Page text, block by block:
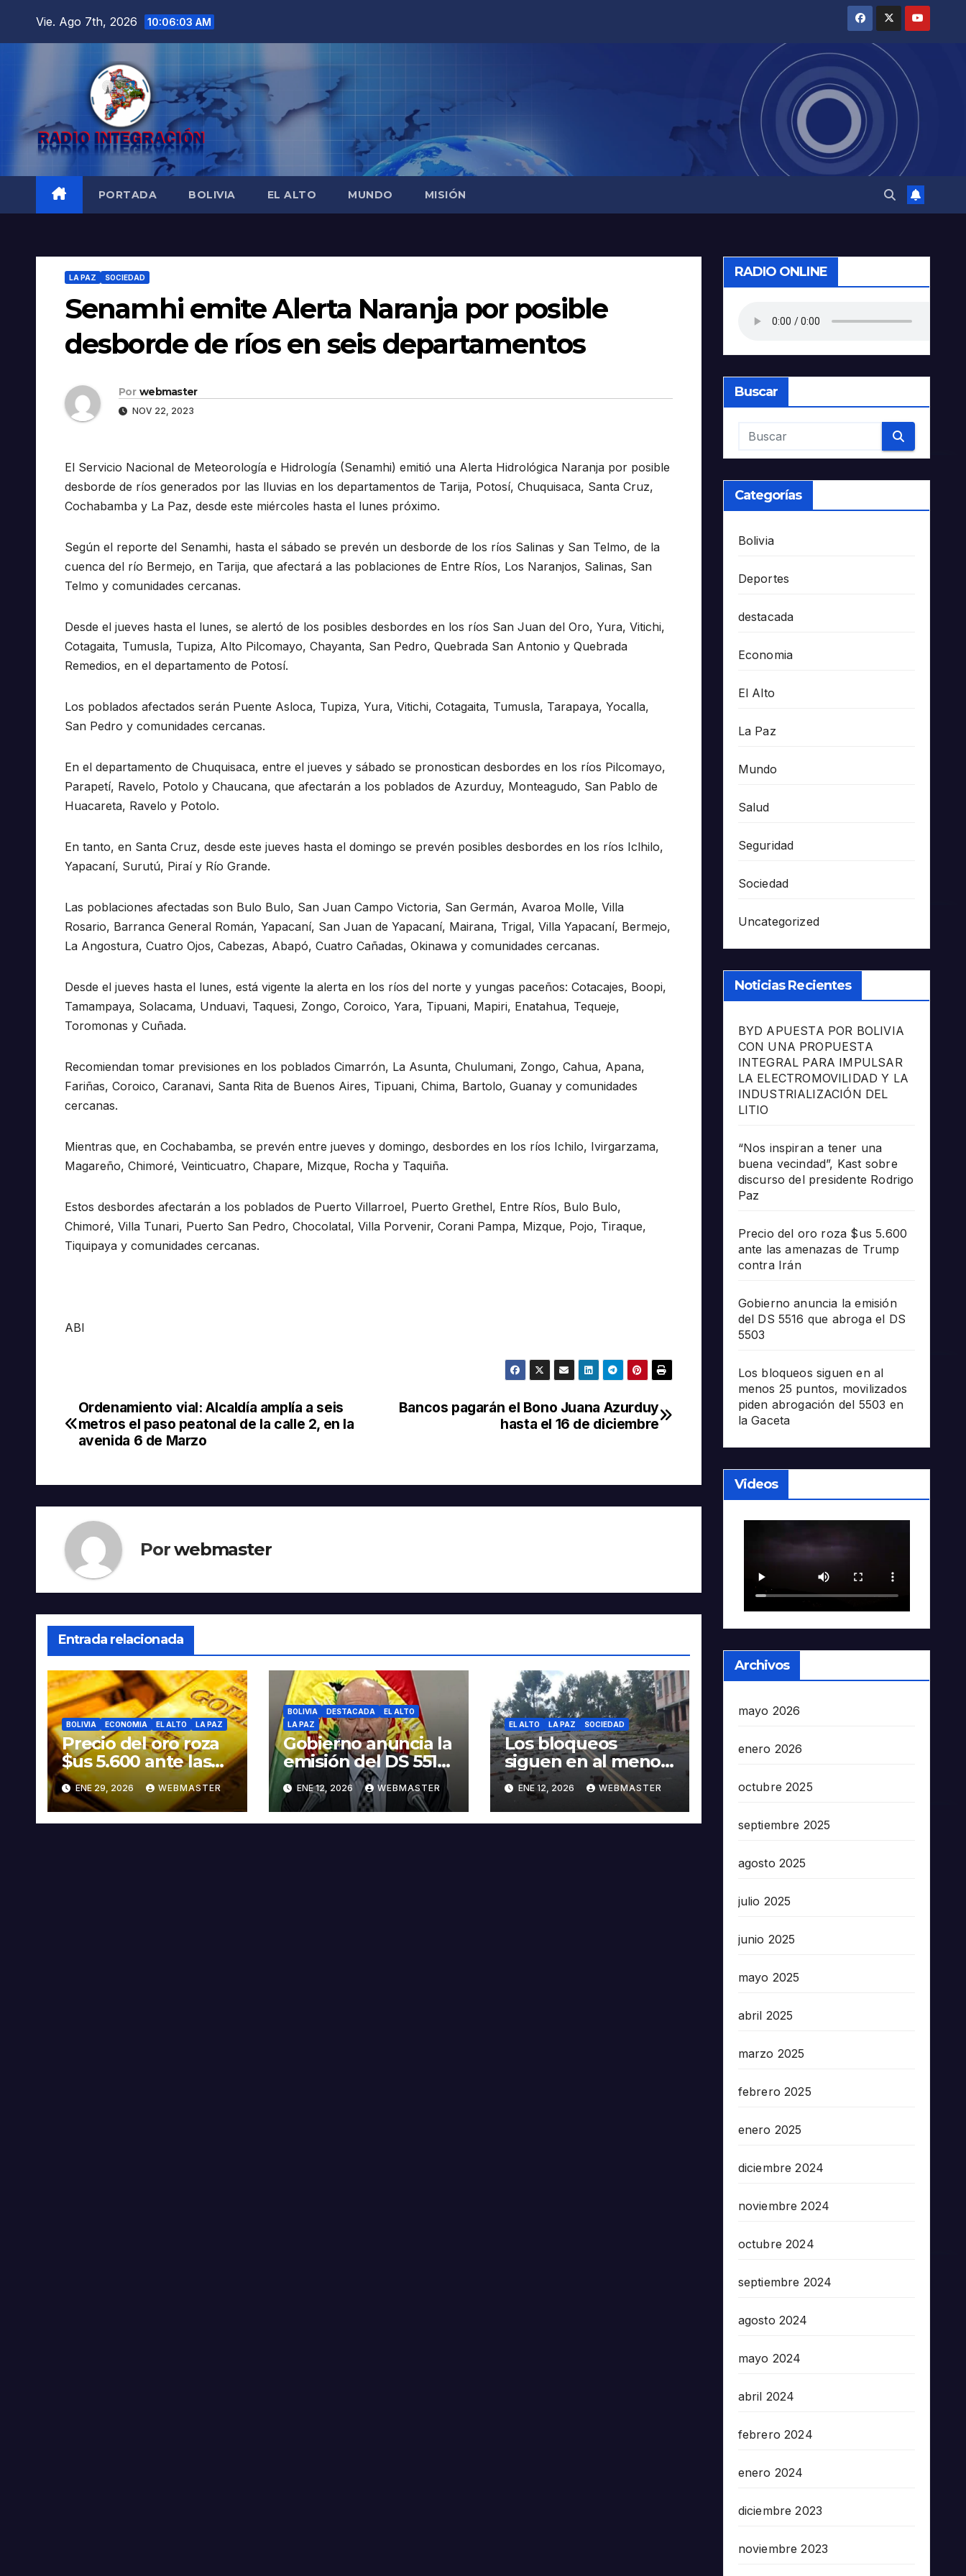
Vie. Ago 7th, 2026 10:06:04 AM
PORTADA BOLIVIA EL ALTO MUNDO MISIÓN
LA PAZ SOCIEDAD
Senamhi emite Alerta Naranja por posible
desborde de ríos en seis departamentos
Por webmaster
NOV 22, 2023
El Servicio Nacional de Meteorología e Hidrología (Senamhi) emitió una Alerta Hidrológica Naranja por posible
desborde de ríos generados por las lluvias en los departamentos de Tarija, Potosí, Chuquisaca, Santa Cruz,
Cochabamba y La Paz, desde este miércoles hasta el lunes próximo.
Según el reporte del Senamhi, hasta el sábado se prevén un desborde de los ríos Salinas y San Telmo, de la
cuenca del río Bermejo, en Tarija, que afectará a las poblaciones de Entre Ríos, Los Naranjos, Salinas, San
Telmo y comunidades cercanas.
Desde el jueves hasta el lunes, se alertó de los posibles desbordes en los ríos San Juan del Oro, Yura, Vitichi,
Cotagaita, Tumusla, Tupiza, Alto Pilcomayo, Chayanta, San Pedro, Quebrada San Antonio y Quebrada
Remedios, en el departamento de Potosí.
Los poblados afectados serán Puente Asloca, Tupiza, Yura, Vitichi, Cotagaita, Tumusla, Tarapaya, Yocalla,
San Pedro y comunidades cercanas.
En el departamento de Chuquisaca, entre el jueves y sábado se pronostican desbordes en los ríos Pilcomayo,
Parapetí, Ravelo, Potolo y Chaucana, que afectarán a los poblados de Azurduy, Monteagudo, San Pablo de
Huacareta, Ravelo y Potolo.
En tanto, en Santa Cruz, desde este jueves hasta el domingo se prevén posibles desbordes en los ríos Iclhilo,
Yapacaní, Surutú, Piraí y Río Grande.
Las poblaciones afectadas son Bulo Bulo, San Juan Campo Victoria, San Germán, Avaroa Molle, Villa
Rosario, Barranca General Román, Yapacaní, San Juan de Yapacaní, Mairana, Trigal, Villa Yapacaní, Bermejo,
La Angostura, Cuatro Ojos, Cabezas, Abapó, Cuatro Cañadas, Okinawa y comunidades cercanas.
Desde el jueves hasta el lunes, está vigente la alerta en los ríos del norte y yungas paceños: Cotacajes, Boopi,
Tamampaya, Solacama, Unduavi, Taquesi, Zongo, Coroico, Yara, Tipuani, Mapiri, Enatahua, Tequeje,
Toromonas y Cuñada.
Recomiendan tomar previsiones en los poblados Cimarrón, La Asunta, Chulumani, Zongo, Cahua, Apana,
Fariñas, Coroico, Caranavi, Santa Rita de Buenos Aires, Tipuani, Chima, Bartolo, Guanay y comunidades
cercanas.
Mientras que, en Cochabamba, se prevén entre jueves y domingo, desbordes en los ríos Ichilo, Ivirgarzama,
Magareño, Chimoré, Veinticuatro, Chapare, Mizque, Rocha y Taquiña.
Estos desbordes afectarán a los poblados de Puerto Villarroel, Puerto Grethel, Entre Ríos, Bulo Bulo,
Chimoré, Villa Tunari, Puerto San Pedro, Chocolatal, Villa Porvenir, Corani Pampa, Mizque, Pojo, Tiraque,
Tiquipaya y comunidades cercanas.
ABI
Navegación
de
Bancos pagarán el Bono Juana Azurduy
hasta el 16 de diciembre
Ordenamiento vial: Alcaldía amplía a seis
metros el paso peatonal de la calle 2, en la
avenida 6 de Marzo
Porwebmaster
Entrada relacionada
BOLIVIA ECONOMIA EL ALTO LA PAZ
Precio del oro roza
$us 5.600 ante las
amenazas de
Trump contra Irán
ENE 29, 2026 WEBMASTER
BOLIVIA DESTACADA
EL ALTO
LA PAZ
Gobierno anuncia la
emisión del DS 5516
que abroga el DS
5503
ENE 12, 2026 WEBMASTER
EL ALTO LA PAZ SOCIEDAD
Los bloqueos
siguen en al menos
25 puntos,
movilizados piden
abrogación del 5503
ENE 12, 2026 WEBMASTER
RADIO ONLINE
Buscar
Categorías
Bolivia
Deportes
destacada
Economia
El Alto
La Paz
Mundo
Salud
Seguridad
Sociedad
Uncategorized
Noticias Recientes
BYD APUESTA POR BOLIVIA
CON UNA PROPUESTA
INTEGRAL PARA IMPULSAR
LA ELECTROMOVILIDAD Y LA
INDUSTRIALIZACIÓN DEL
LITIO
“Nos inspiran a tener una
buena vecindad”, Kast sobre
discurso del presidente Rodrigo
Paz
Precio del oro roza $us 5.600
ante las amenazas de Trump
contra Irán
Gobierno anuncia la emisión
del DS 5516 que abroga el DS
5503
Los bloqueos siguen en al
menos 25 puntos, movilizados
piden abrogación del 5503 en
la Gaceta
Videos
Archivos
mayo 2026
enero 2026
octubre 2025
septiembre 2025
agosto 2025
julio 2025
junio 2025
mayo 2025
abril 2025
marzo 2025
febrero 2025
enero 2025
diciembre 2024
noviembre 2024
octubre 2024
septiembre 2024
agosto 2024
mayo 2024
abril 2024
febrero 2024
enero 2024
diciembre 2023
noviembre 2023